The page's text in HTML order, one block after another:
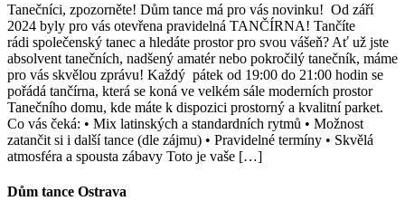
Tanečníci, zpozorněte! Dům tance má pro vás novinku! Od září
2024 byly pro vás otevřena pravidelná TANČÍRNA! Tančíte
rádi společenský tanec a hledáte prostor pro svou vášeň? Ať už jste
absolvent tanečních, nadšený amatér nebo pokročilý tanečník, máme
pro vás skvělou zprávu! Každý pátek od 19:00 do 21:00 hodin se
pořádá tančírna, která se koná ve velkém sále moderních prostor
Tanečního domu, kde máte k dispozici prostorný a kvalitní parket.
Co vás čeká: • Mix latinských a standardních rytmů • Možnost
zatančit si i další tance (dle zájmu) • Pravidelné termíny • Skvělá
atmosféra a spousta zábavy Toto je vaše […]
Dům tance Ostrava